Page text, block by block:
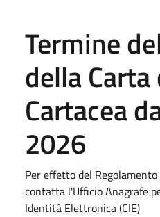
Termine
della
Cartacea
2026
Per effetto del
contatta l'Ufficio Anagrafe
Identità Elettronica (CIE)